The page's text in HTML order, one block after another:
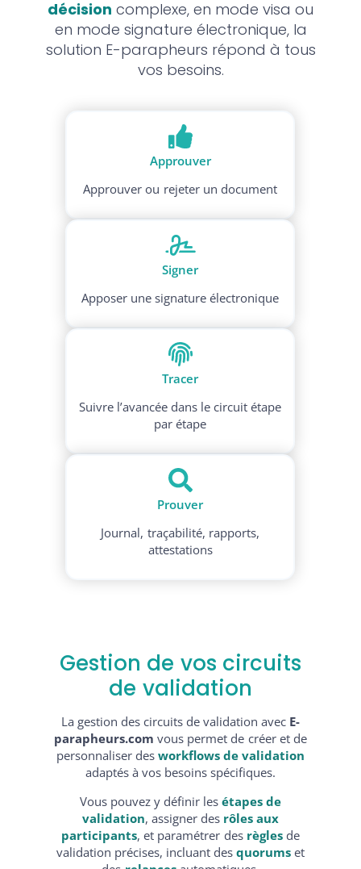
décision complexe, en mode visa ou
en mode signature électronique, la
solution E-parapheurs répond à tous
vos besoins.
Approuver
Approuver ou rejeter un document
Signer
Apposer une signature électronique
Tracer
Suivre l’avancée dans le circuit étape
par étape
Prouver
Journal, traçabilité, rapports,
attestations
Gestion de vos circuits
de validation
La gestion des circuits de validation avec E-
parapheurs.com vous permet de créer et de
personnaliser des workflows de validation
adaptés à vos besoins spécifiques.
Vous pouvez y définir les étapes de
validation, assigner des rôles aux
participants, et paramétrer des règlesde
validation précises, incluant desquorums et